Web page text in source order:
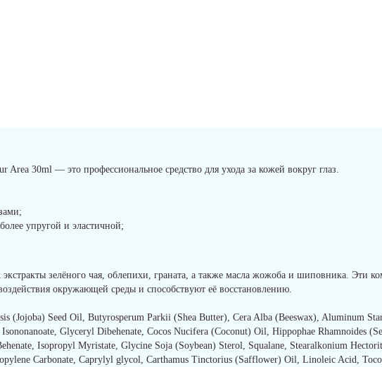
30ml — это профессиональное средство для ухода за кожей вокруг глаз.
упругой и эластичной;
экстракты зелёного чая, облепихи, граната, а также масла жожоба и шиповника. Эти
окружающей среды и способствуют её восстановлению.
(Jojoba) Seed Oil, Butyrosperum Parkii (Shea Butter), Cera Alba (Beeswax), Aluminum
Glyceryl Dibehenate, Cocos Nucifera (Coconut) Oil, Hippophae Rhamnoides
Isopropyl Myristate, Glycine Soja (Soybean) Sterol, Squalane, Stearalkonium
Carbonate, Caprylyl glycol, Carthamus Tinctorius (Safflower) Oil, Linoleic Acid,